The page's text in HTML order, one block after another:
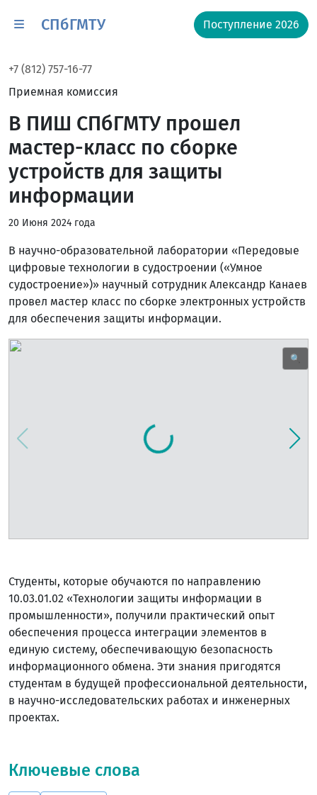
СПбГМТУ Поступление 2026
+7 (812) 757-16-77
Приемная комиссия
В ПИШ СПбГМТУ прошел
мастер-класс по сборке
устройств для защиты
информации
20 Июня 2024 года
В научно-образовательной лаборатории «Передовые
цифровые технологии в судостроении («Умное
судостроение»)» научный сотрудник Александр Канаев
провел мастер класс по сборке электронных устройств
для обеспечения защиты информации.
🔍
Студенты, которые обучаются по направлению
10.03.01.02 «Технологии защиты информации в
промышленности», получили практический опыт
обеспечения процесса интеграции элементов в
единую систему, обеспечивающую безопасность
информационного обмена. Эти знания пригодятся
студентам в будущей профессиональной деятельности,
в научно-исследовательских работах и инженерных
проектах.
Ключевые слова